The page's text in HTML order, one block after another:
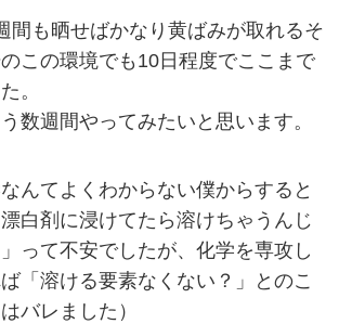
間も晒せばかなり黄ばみが取れるそ
この環境でも10日程度でここまで
。
数週間やってみたいと思います。
んてよくわからない僕からすると
漂白剤に浸けてたら溶けちゃうんじ
って不安でしたが、化学を専攻し
「溶ける要素なくない？」とのこ
バレました）